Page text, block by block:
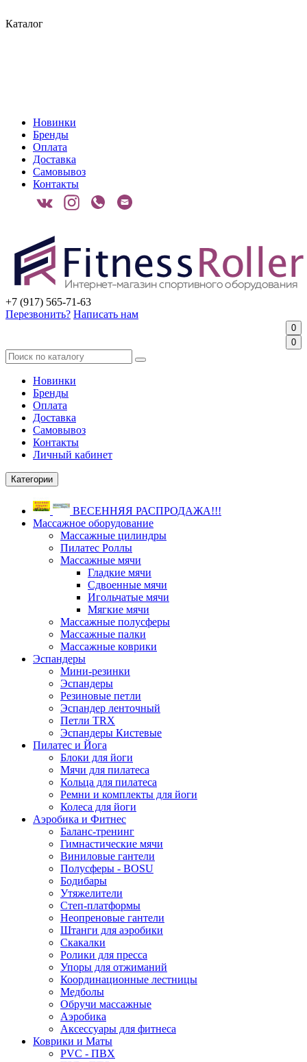
Каталог
Новинки
Бренды
Оплата
Доставка
Самовывоз
Контакты
+7 (917) 565-71-63
Перезвонить? Написать нам
0
0
Новинки
Бренды
Оплата
Доставка
Самовывоз
Контакты
Личный кабинет
Категории
ВЕСЕННЯЯ РАСПРОДАЖА!!!
Массажное оборудование
Массажные цилиндры
Пилатес Роллы
Массажные мячи
Гладкие мячи
Сдвоенные мячи
Игольчатые мячи
Мягкие мячи
Массажные полусферы
Массажные палки
Массажные коврики
Эспандеры
Мини-резинки
Эспандеры
Резиновые петли
Эспандер ленточный
Петли TRX
Эспандеры Кистевые
Пилатес и Йога
Блоки для йоги
Мячи для пилатеса
Кольца для пилатеса
Ремни и комплекты для йоги
Колеса для йоги
Аэробика и Фитнес
Баланс-тренинг
Гимнастические мячи
Виниловые гантели
Полусферы - BOSU
Бодибары
Утяжелители
Степ-платформы
Неопреновые гантели
Штанги для аэробики
Скакалки
Ролики для пресса
Упоры для отжиманий
Координационные лестницы
Медболы
Обручи массажные
Аэробика
Аксессуары для фитнеса
Коврики и Маты
PVC - ПВХ